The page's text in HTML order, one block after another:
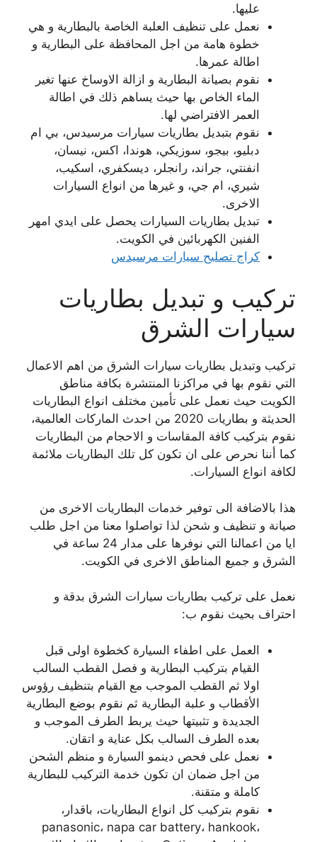
عليها.
نعمل على تنظيف العلبة الخاصة بالبطارية و هي
خطوة هامة من اجل المحافظة على البطارية و
اطالة عمرها.
نقوم بصيانة البطارية و ازالة الاوساخ عنها تغير
الماء الخاص بها حيث يساهم ذلك في اطالة
العمر الافتراضي لها.
نقوم بتبديل بطاريات سيارات مرسيدس، بي ام
دبليو، بيجو، سوزيكي، هوندا، اكس، نيسان،
انفنتي، جراند، رانجلر، ديسكفري، اسكيب،
شيري، ام جي، و غيرها من انواع السيارات
الاخرى.
تبديل بطاريات السيارات يحصل على ايدي امهر
الفنين الكهربائين في الكويت.
كراج تصليح سيارات مرسيدس
تركيب و تبديل بطاريات
سيارات الشرق
تركيب وتبديل بطاريات سيارات الشرق من اهم الاعمال
التي نقوم بها في مراكزنا المنتشرة بكافة مناطق
الكويت حيث نعمل على تأمين مختلف انواع البطاريات
الحديثة و بطاريات 2020 من احدث الماركات العالمية،
نقوم بتركيب كافة المقاسات و الاحجام من البطاريات
كما أننا نحرص على ان تكون كل تلك البطاريات ملائمة
لكافة انواع السيارات.
هذا بالاضافة الى توفير خدمات البطاريات الاخرى من
صيانة و تنظيف و شحن لذا تواصلوا معنا من اجل طلب
ايا من اعمالنا التي نوفرها على مدار 24 ساعة في
الشرق و جميع المناطق الاخرى في الكويت.
نعمل على تركيب بطاريات سيارات الشرق بدقة و
احتراف بحيث نقوم ب:
العمل على اطفاء السيارة كخطوة اولى قبل
القيام بتركيب البطارية و فصل القطب السالب
اولا ثم القطب الموجب مع القيام بتنظيف رؤوس
الأقطاب و علبة البطارية ثم نقوم بوضع البطارية
الجديدة و تثبيتها حيث يربط الطرف الموجب و
بعده الطرف السالب بكل عناية و اتقان.
نعمل على فحص دينمو السيارة و منظم الشحن
من اجل ضمان ان تكون خدمة التركيب للبطارية
كاملة و متقنة.
نقوم بتركيب كل انواع البطاريات، باقدار،
panasonic، napa car battery، hankook،